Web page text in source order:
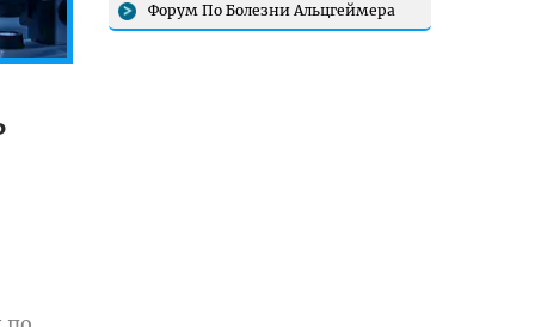
Форум По Болезни Альцгеймера